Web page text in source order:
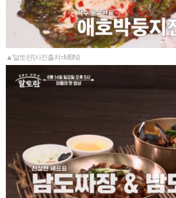
▲'알토란'(사진출처=MBN)